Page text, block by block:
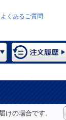
よくあるご質問
けの場合です。